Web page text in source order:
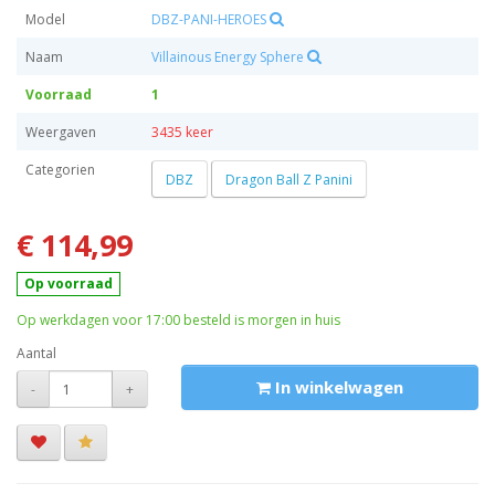
Model
DBZ-PANI-HEROES
Naam
Villainous Energy Sphere
Voorraad
1
Weergaven
3435 keer
Categorien
DBZ Dragon Ball Z Panini
€ 114,99
Op voorraad
Op werkdagen voor 17:00 besteld is morgen in huis
Aantal
-
+ In winkelwagen